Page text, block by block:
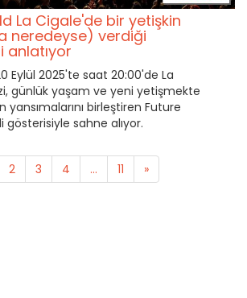
La Cigale'de bir yetişkin
neredeyse) verdiği
anlatıyor
Eylül 2025'te saat 20:00'de La
günlük yaşam ve yeni yetişmekte
yansımalarını birleştiren Future
sahne alıyor.
2 3 4 ... 11 »